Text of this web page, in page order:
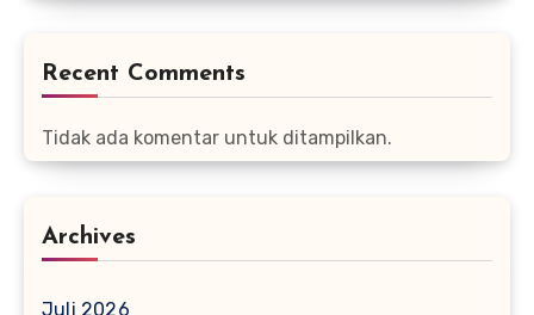
Recent Comments
Tidak ada komentar untuk ditampilkan.
Archives
Juli 2026